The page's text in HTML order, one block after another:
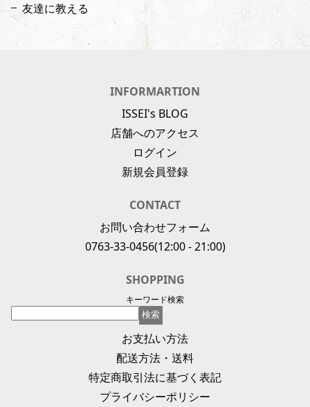
友達に教える
INFORMARTION
ISSEI's BLOG
店舗へのアクセス
ログイン
新規会員登録
CONTACT
お問い合わせフォーム
0763-33-0456(12:00 - 21:00)
SHOPPING
キーワード検索
お支払い方法
配送方法・送料
特定商取引法に基づく表記
プライバシーポリシー